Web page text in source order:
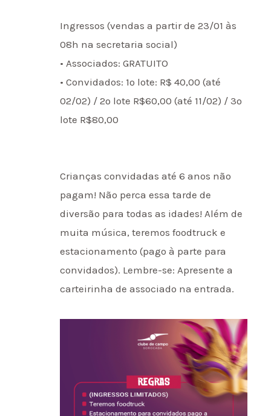
Ingressos (vendas a partir de 23/01 às
08h na secretaria social)
• Associados: GRATUITO
• Convidados: 1º lote: R$ 40,00 (até
02/02) / 2º lote R$60,00 (até 11/02) / 3º
lote R$80,00
Crianças convidadas até 6 anos não
pagam! Não perca essa tarde de
diversão para todas as idades! Além de
muita música, teremos foodtruck e
estacionamento (pago à parte para
convidados). Lembre-se: Apresente a
carteirinha de associado na entrada.